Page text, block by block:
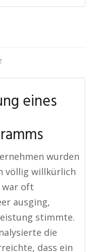
eines
wurden
völlig willkürlich
oft
ausging,
stimmte.
die
dass ein